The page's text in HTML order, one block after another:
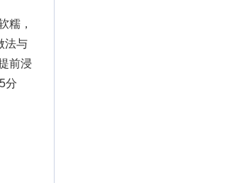
糯，
法与
前浸
分